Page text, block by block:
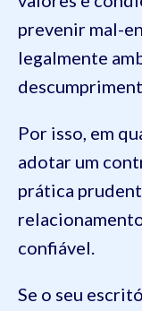
prevenir mal-
legalmente
Por isso, em
adotar um
prática
confiável.
Se o seu